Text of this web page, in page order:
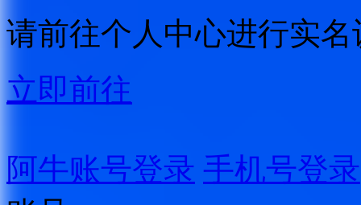
请前往个人中心进行实名
立即前往
阿牛账号登录 手机号登录